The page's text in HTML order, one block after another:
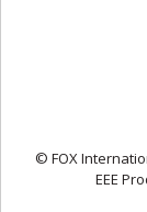
© FOX
EEE